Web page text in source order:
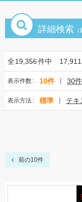
詳細検索
全19,356件中
表示件数 10件 30件
表示方法 標準 テキ
前の10件